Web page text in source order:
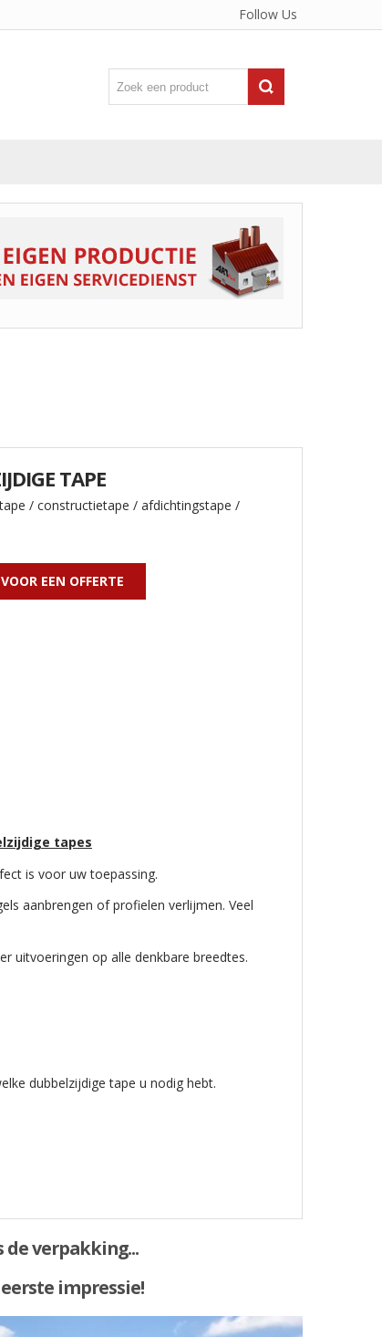
Follow Us
TAPE
/ constructietape / afdichtingstape /
EEN OFFERTE
tapes
is voor uw toepassing.
aanbrengen of profielen verlijmen. Veel
uitvoeringen op alle denkbare breedtes.
dubbelzijdige tape u nodig hebt.
de verpakking...
impressie!